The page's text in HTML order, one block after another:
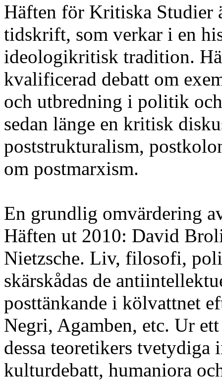
Häften för Kritiska Studier
tidskrift, som verkar i en
ideologikritisk tradition.
kvalificerad debatt om
och utbredning i politik
sedan länge en kritisk
poststrukturalism,
om postmarxism.
En grundlig omvärdering
Häften ut 2010: David
Nietzsche. Liv, filosofi,
skärskådas de
posttänkande i kölvattnet
Negri, Agamben, etc. Ur
dessa teoretikers tvetydiga
kulturdebatt, humaniora